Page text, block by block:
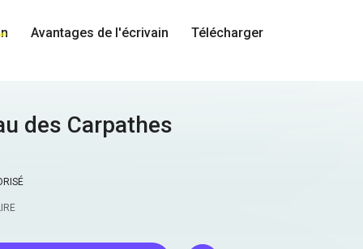
Avantages de l'écrivain Télécharger
des Carpathes